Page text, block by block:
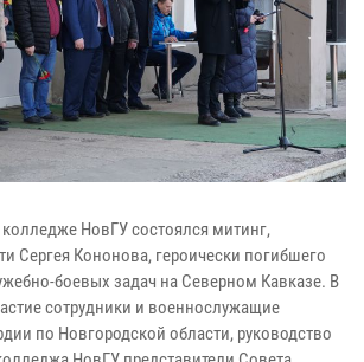
НовГУ состоялся митинг,
Сергея Кононова, героически погибшего
боевых задач на Северном Кавказе. В
сотрудники и военнослужащие
по Новгородской области, руководство